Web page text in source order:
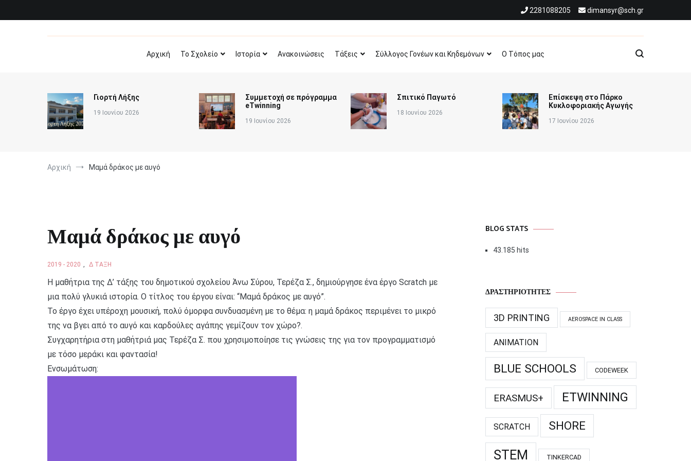
2281088205 dimansyr@sch.gr
Αρχική
Το Σχολείο Ιστορία Ανακοινώσεις Τάξεις Σύλλογος Γονέων και Κηδεμόνων Ο Τόπος μας
Γιορτή Λήξης
19 Ιουνίου 2026
Συμμετοχή σε πρόγραμμα
eTwinning
19 Ιουνίου 2026
Σπιτικό Παγωτό
18 Ιουνίου 2026
Επίσκεψη στο Πάρκο
Κυκλοφοριακής Αγωγής
17 Ιουνίου 2026
Αρχική Μαμά δράκος με αυγό
Μαμά δράκος με αυγό
2019 - 2020 , Δ ΤΆΞΗ
Η μαθήτρια της Δ’ τάξης του δημοτικού σχολείου Άνω Σύρου, Τερέζα Σ., δημιούργησε ένα έργο Scratch με
μια πολύ γλυκιά ιστορία. Ο τίτλος του έργου είναι: “Μαμά δράκος με αυγό”.
Το έργο έχει υπέροχη μουσική, πολύ όμορφα συνδυασμένη με το θέμα: η μαμά δράκος περιμένει το μικρό
της να βγει από το αυγό και καρδούλες αγάπης γεμίζουν τον χώρο?.
Συγχαρητήρια στη μαθήτριά μας Τερέζα Σ. που χρησιμοποίησε τις γνώσεις της για τον προγραμματισμό
με τόσο μεράκι και φαντασία!
Ενσωμάτωση:
BLOG STATS
43.185 hits
ΔΡΑΣΤΗΡΙΌΤΗΤΕΣ
3D PRINTING AEROSPACE IN CLASS
ANIMATION
BLUE SCHOOLS CODEWEEK
ERASMUS+ ETWINNING
SCRATCH SHORE
STEM TINKERCAD